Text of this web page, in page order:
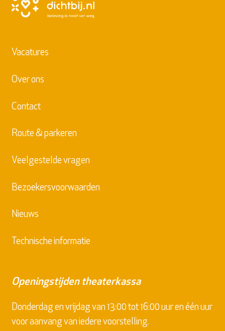
Vacatures
Over ons
Contact
Route & parkeren
Veelgestelde vragen
Bezoekersvoorwaarden
Nieuws
Technische informatie
Openingstijden theaterkassa
Donderdag en vrijdag van 13:00 tot 16:00 uur en één uur
voor aanvang van iedere voorstelling.